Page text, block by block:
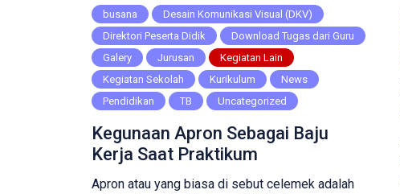
busana
Desain Komunikasi Visual (DKV)
Direktori Peserta Didik
Download Tugas dari Guru
Galery
Jurusan
Kegiatan Lain
Kegiatan Sekolah
Kurikulum
News
Pendidikan
TB Uncategorized
Kegunaan Apron Sebagai Baju
Kerja Saat Praktikum
Apron atau yang biasa di sebut celemek adalah